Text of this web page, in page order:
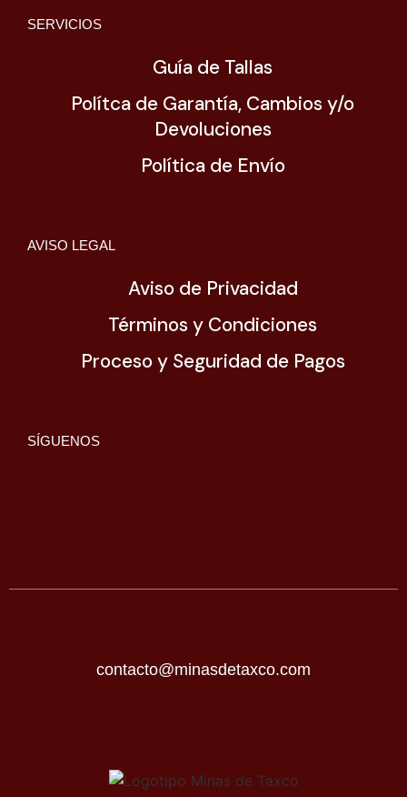
SERVICIOS
Guía de Tallas
Polítca de Garantía, Cambios y/o
Devoluciones
Política de Envío
AVISO LEGAL
Aviso de Privacidad
Términos y Condiciones
Proceso y Seguridad de Pagos
SÍGUENOS
contacto@minasdetaxco.com